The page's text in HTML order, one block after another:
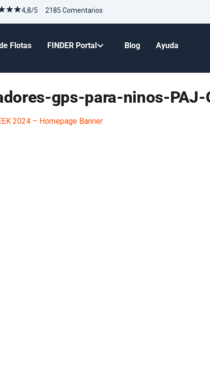
4,8/5 2185 Comentarios
Flotas FINDER Portal Blog Ayuda
gps-para-ninos-PAJ-
2024 – Homepage Banner